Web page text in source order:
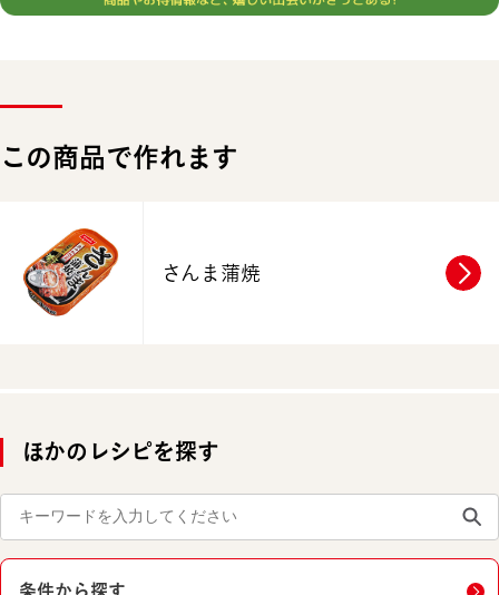
この商品で作れます
さんま蒲焼
ほかのレシピを探す